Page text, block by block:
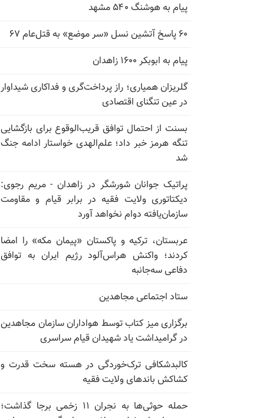
پیام به هوشنگ ۵۴۰ مشهد
۶۰ پاسخ آتشین نسل «سر موضع» به قتل‌عام ۶۷
پیام به ابوبکر ۱۶۰۰ زاهدان
گلریزان همیاری؛ راز پرداخت‌گری و فداکاری شیداوار
در عین تنگنای اقتصادی
بسنت از احتمال توافق قریب‌الوقوع برای بازگشایی
تنگه هرمز خبر داد؛ علم‌الهدی خواستار ادامه جنگ
شد
پراتیک جوانان شورشگر در زاهدان - مریم رجوی:
دیکتاتوری ولایت فقیه در برابر قیام و مقاومت
سازمان‌یافته دوام نخواهد آورد
عربستان، ترکیه و پاکستان «پیمان مکه» را امضا
کردند؛ واکنش هراس‌آلود رژیم ایران به توافق
دفاعی سه‌جانبه
ستاد اجتماعی مجاهدین
برگزاری میز کتاب توسط هواداران سازمان مجاهدین
در گرامیداشت یاد شهیدان قیام سراسری
کالبدشکافی ترک‌خوردگی در هسته سخت قدرت و
کشاکش باندهای ولایت فقیه
حمله حوثی‌ها به نجران ۱۱ زخمی برجا گذاشت؛